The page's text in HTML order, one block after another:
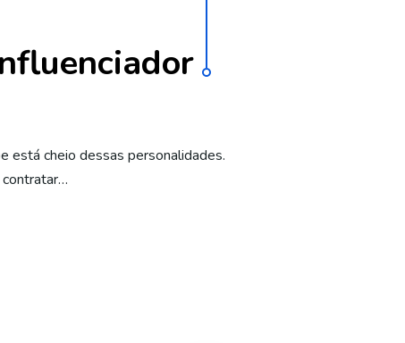
está cheio dessas personalidades.
contratar…